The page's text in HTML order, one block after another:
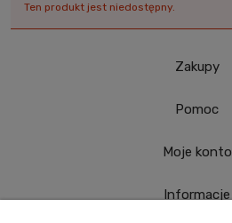
Ten produkt jest niedostępny.
Zakupy
Pomoc
Moje konto
Informacje